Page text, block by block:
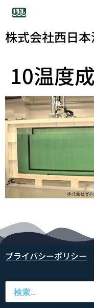
株式会社西日
10温度
プライバシーポリシー